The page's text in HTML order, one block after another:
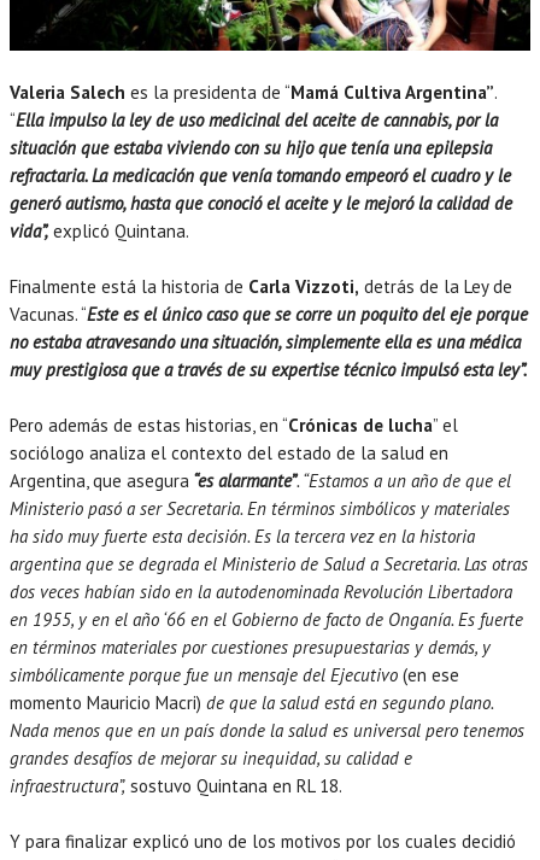
Valeria Salech es la presidenta de “Mamá Cultiva Argentina”.
“Ella impulso la ley de uso medicinal del aceite de cannabis, por la
situación que estaba viviendo con su hijo que tenía una epilepsia
refractaria. La medicación que venía tomando empeoró el cuadro y le
generó autismo, hasta que conoció el aceite y le mejoró la calidad de
vida”,explicó Quintana.
Finalmente está la historia de Carla Vizzoti, detrás de la Ley de
Vacunas. “Este es el único caso que se corre un poquito del eje porque
no estaba atravesando una situación, simplemente ella es una médica
muy prestigiosa que a través de su expertise técnico impulsó esta ley”.
Pero además de estas historias, en “Crónicas de lucha” el
sociólogo analiza el contexto del estado de la salud en
Argentina, que asegura “es alarmante”. “Estamos a un año de que el
Ministerio pasó a ser Secretaria. En términos simbólicos y materiales
ha sido muy fuerte esta decisión. Es la tercera vez en la historia
argentina que se degrada el Ministerio de Salud a Secretaria. Las otras
dos veces habían sido en la autodenominada Revolución Libertadora
en 1955, y en el año ‘66 en el Gobierno de facto de Onganía. Es fuerte
en términos materiales por cuestiones presupuestarias y demás, y
simbólicamente porque fue un mensaje del Ejecutivo (en ese
momento Mauricio Macri) de que la salud está en segundo plano.
Nada menos que en un país donde la salud es universal pero tenemos
grandes desafíos de mejorar su inequidad, su calidad e
infraestructura”, sostuvo Quintana en RL 18.
Y para finalizar explicó uno de los motivos por los cuales decidió